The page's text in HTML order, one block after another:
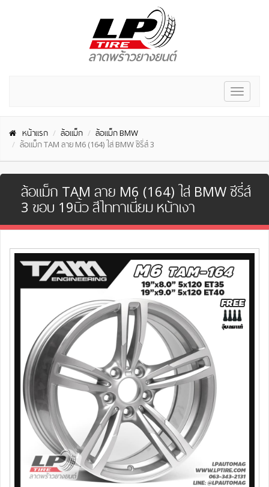
Toggle
หน้าแรก ล้อแม็ก
ล้อแม็ก BMW
ล้อแม็ก TAM ลาย M6 (164) ใส่ BMW ซีรี่ส์ 3
ล้อแม็ก TAM ลาย M6 (164) ใส่ BMW ซีรี่ส์
3 ขอบ 19นิ้ว สีไททาเนี่ยม หน้าเงา